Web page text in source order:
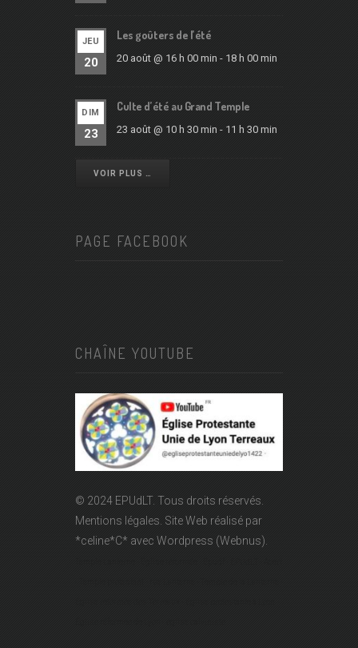
JEU
20
Les goûters de l’été
20 août @ 16 h 00 min - 18 h 00 min
DIM
23
Culte d’été au Grand Temple
23 août @ 10 h 30 min - 11 h 30 min
VOIR PLUS …
PAGE FACEBOOK
CHAÎNE YOUTUBE
© 2024 EPUdLT. Tous droits réservés.
Mentions légales. Site Web réalisé par
*celine*C* avec Wordpress (Webnus).